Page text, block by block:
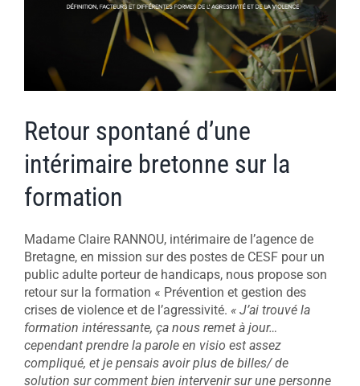
Retour spontané d’une
intérimaire bretonne sur la
formation
Madame Claire RANNOU, intérimaire de l’agence de
Bretagne, en mission sur des postes de CESF pour un
public adulte porteur de handicaps, nous propose son
retour sur la formation « Prévention et gestion des
crises de violence et de l’agressivité. « J’ai trouvé la
formation intéressante, ça nous remet à jour…
cependant prendre la parole en visio est assez
compliqué, et je pensais avoir plus de billes/ de
solution sur comment bien intervenir sur une personne